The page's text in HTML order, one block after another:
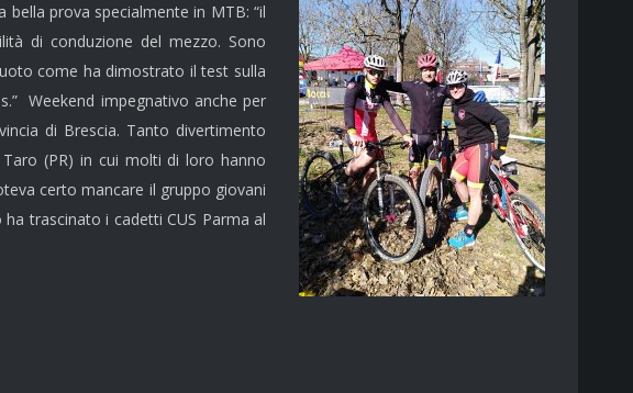
prova specialmente in MTB: “il
di conduzione del mezzo. Sono
come ha dimostrato il test sulla
Weekend impegnativo anche per
di Brescia. Tanto divertimento
(PR) in cui molti di loro hanno
certo mancare il gruppo giovani
trascinato i cadetti CUS Parma al